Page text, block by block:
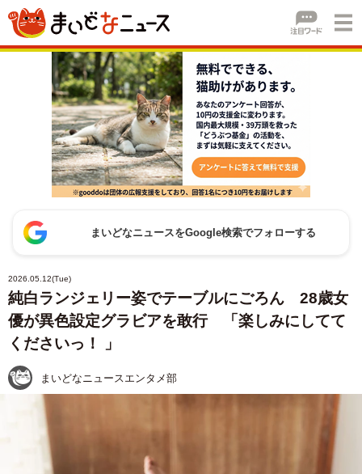
まいどなニュースをGoogle検索でフォローする
2026.05.12(Tue)
純白ランジェリー姿でテーブルにごろん 28歳女
優が異色設定グラビアを敢行 「楽しみにしてて
くださいっ！ 」
まいどなニュースエンタメ部